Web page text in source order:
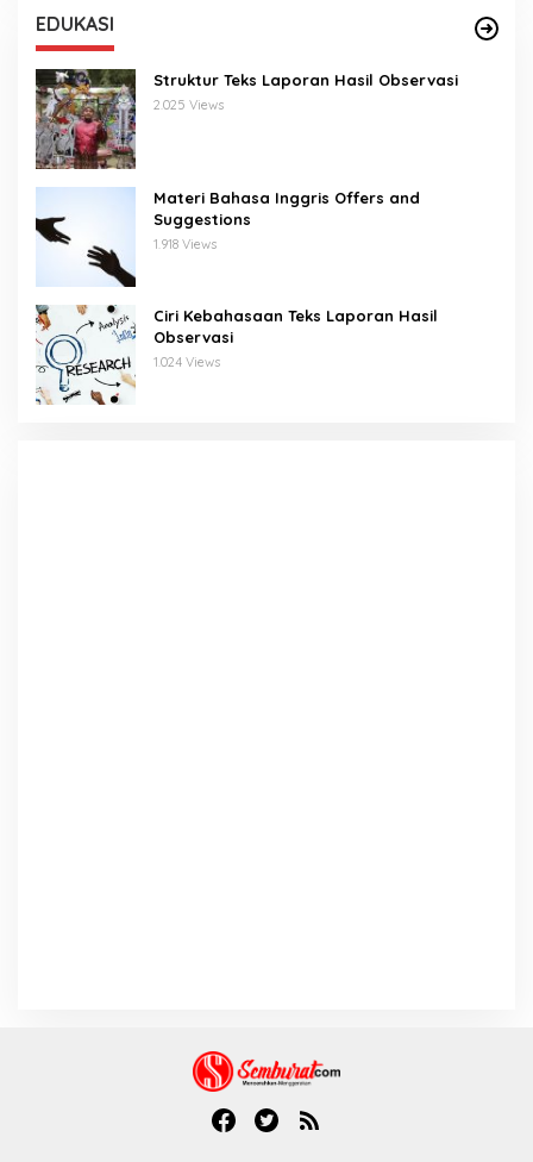
EDUKASI
Struktur Teks Laporan Hasil Observasi
2.025 Views
Materi Bahasa Inggris Offers and
Suggestions
1.918 Views
Ciri Kebahasaan Teks Laporan Hasil
Observasi
1.024 Views